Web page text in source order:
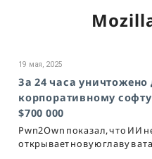
19 мая, 2025
За 24 часа
корпоративному
$700 000
Pwn2Own показал, что ИИ
открывает новую главу в